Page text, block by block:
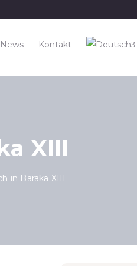
News Kontakt
XIII
in Baraka XIII